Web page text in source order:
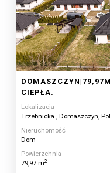
CIEPŁA.
Lokalizacja
Trzebnicka , Domaszczyn,
Nieruchomość
Dom
Powierzchnia
79,97 m2